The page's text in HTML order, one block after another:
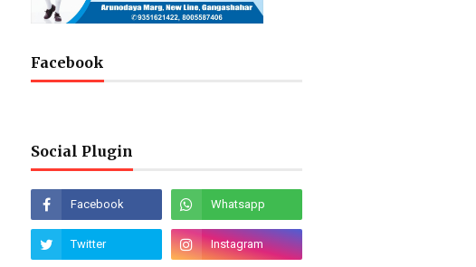
Facebook
Social Plugin